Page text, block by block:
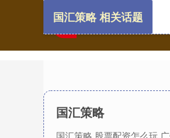
国汇策略
国汇策略,股票配资怎么玩,
国汇策略 相关话题